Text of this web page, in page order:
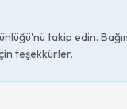
takip edin.
teşekkürler.